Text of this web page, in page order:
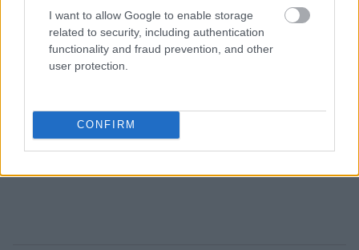
I want to allow Google to enable storage
related to security, including authentication
functionality and fraud prevention, and other
user protection.
CONFIRM